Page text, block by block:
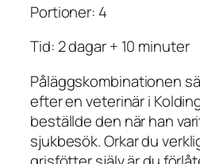
Portioner: 4
Tid: 2 dagar + 10 minuter
Påläggskombinationen
efter en veterinär i
beställde den när han
sjukbesök. Orkar du